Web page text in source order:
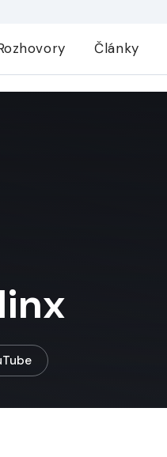
Články